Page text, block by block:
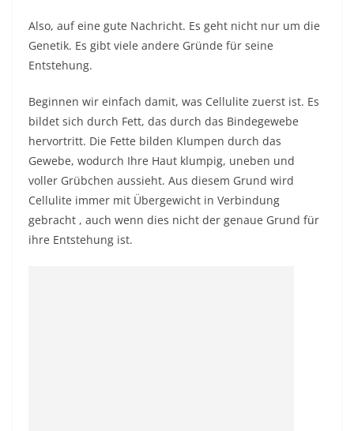
Also, auf eine gute Nachricht. Es geht nicht nur um die
Genetik. Es gibt viele andere Gründe für seine
Entstehung.
Beginnen wir einfach damit, was Cellulite zuerst ist. Es
bildet sich durch Fett, das durch das Bindegewebe
hervortritt. Die Fette bilden Klumpen durch das
Gewebe, wodurch Ihre Haut klumpig, uneben und
voller Grübchen aussieht. Aus diesem Grund wird
Cellulite immer mit Übergewicht in Verbindung
gebracht , auch wenn dies nicht der genaue Grund für
ihre Entstehung ist.